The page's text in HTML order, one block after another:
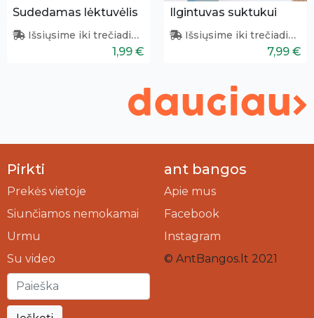
Sudedamas lėktuvėlis
Išsiųsime iki trečiadienio
1,99 €
Ilgintuvas suktukui
Išsiųsime iki trečiadienio
7,99 €
Pirkti
Prekės vietoje
Siunčiamos nemokamai
Urmu
Su video
ant bangos
Apie mus
Facebook
Instagram
© AntBangos.lt 2021